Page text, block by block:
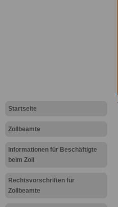
Startseite
Zollbeamte
Informationen für Beschäftigte
beim Zoll
Rechtsvorschriften für
Zollbeamte